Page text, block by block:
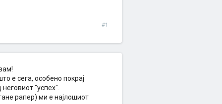
#1
е сега, особено покрај
"успех".
рапер) ми е најлошиот